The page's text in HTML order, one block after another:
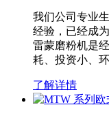
我们公司专业
经验，已经成
雷蒙磨粉机是
耗、投资小、
了解详情